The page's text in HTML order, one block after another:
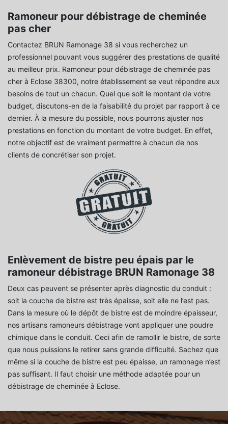
Ramoneur pour débistrage de cheminée
pas cher
Contactez BRUN Ramonage 38 si vous recherchez un
professionnel pouvant vous suggérer des prestations de qualité
au meilleur prix. Ramoneur pour débistrage de cheminée pas
cher à Eclose 38300, notre établissement se veut répondre aux
besoins de tout un chacun. Quel que soit le montant de votre
budget, discutons-en de la faisabilité du projet par rapport à ce
dernier. À la mesure du possible, nous pourrons ajuster nos
prestations en fonction du montant de votre budget. En effet,
notre objectif est de vraiment permettre à chacun de nos
clients de concrétiser son projet.
Enlèvement de bistre peu épais par le
ramoneur débistrage BRUN Ramonage 38
Deux cas peuvent se présenter après diagnostic du conduit :
soit la couche de bistre est très épaisse, soit elle ne l’est pas.
Dans la mesure où le dépôt de bistre est de moindre épaisseur,
nos artisans ramoneurs débistrage vont appliquer une poudre
chimique dans le conduit. Ceci afin de ramollir le bistre, de sorte
que nous puissions le retirer sans grande difficulté. Sachez que
même si la couche de bistre est peu épaisse, un ramonage n’est
pas suffisant. Il faut choisir une méthode adaptée pour un
débistrage de cheminée à Eclose.